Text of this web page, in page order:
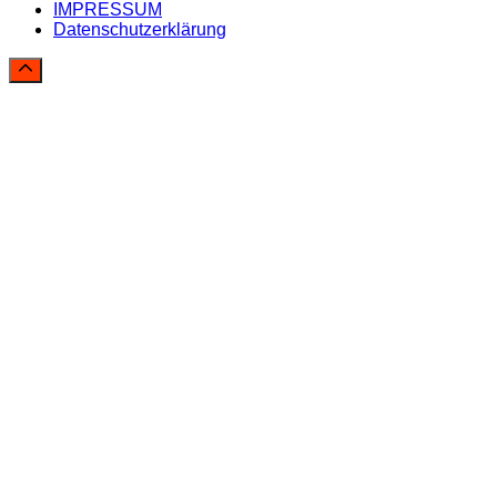
IMPRESSUM
Datenschutzerklärung